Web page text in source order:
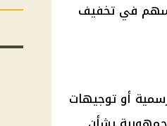
في تخفيف
أو توجيهات